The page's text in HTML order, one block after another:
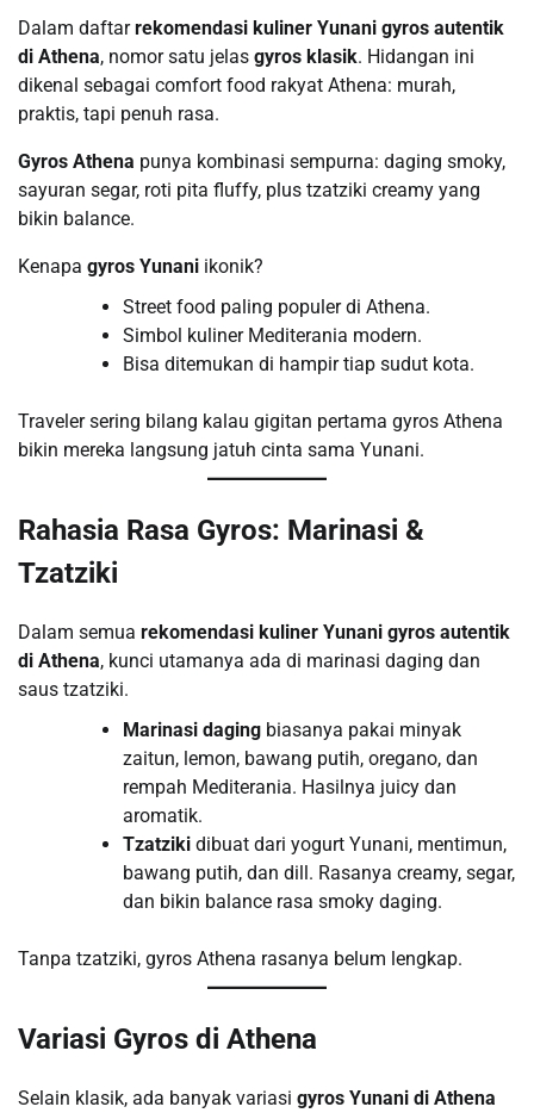
Dalam daftarrekomendasi kuliner Yunani gyros autentik
di Athena, nomor satu jelas gyros klasik. Hidangan ini
dikenal sebagai comfort food rakyat Athena: murah,
praktis, tapi penuh rasa.
Gyros Athena punya kombinasi sempurna: daging smoky,
sayuran segar, roti pita fluffy, plus tzatziki creamy yang
bikin balance.
Kenapa gyros Yunani ikonik?
Street food paling populer di Athena.
Simbol kuliner Mediterania modern.
Bisa ditemukan di hampir tiap sudut kota.
Traveler sering bilang kalau gigitan pertama gyros Athena
bikin mereka langsung jatuh cinta sama Yunani.
Rahasia Rasa Gyros: Marinasi &
Tzatziki
Dalam semua rekomendasi kuliner Yunani gyros autentik
di Athena, kunci utamanya ada di marinasi daging dan
saus tzatziki.
Marinasi daging biasanya pakai minyak
zaitun, lemon, bawang putih, oregano, dan
rempah Mediterania. Hasilnya juicy dan
aromatik.
Tzatziki dibuat dari yogurt Yunani, mentimun,
bawang putih, dan dill. Rasanya creamy, segar,
dan bikin balance rasa smoky daging.
Tanpa tzatziki, gyros Athena rasanya belum lengkap.
Variasi Gyros di Athena
Selain klasik, ada banyak variasi gyros Yunani di Athena